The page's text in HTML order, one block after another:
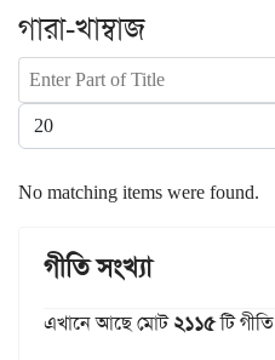
গারা-খাম্বাজ
Enter Part of Title
Display #
No matching items were found.
গীতি সংখ্যা
এখানে আছে মোট২১১৫টি গীতি